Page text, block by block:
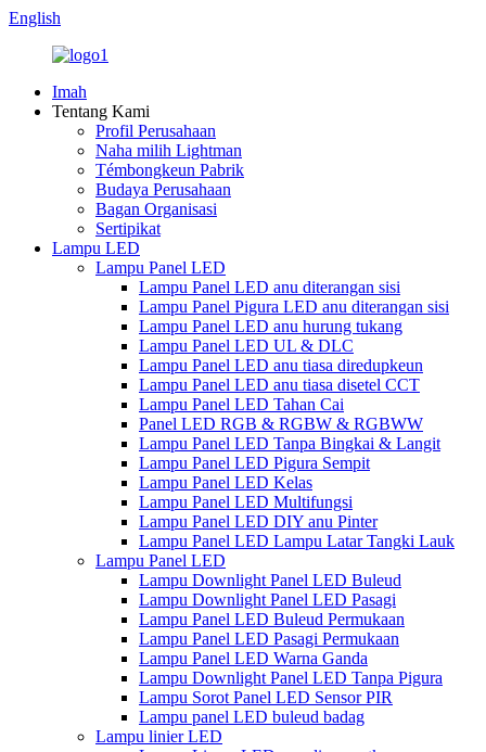
English
Imah
Tentang Kami
Profil Perusahaan
Naha milih Lightman
Témbongkeun Pabrik
Budaya Perusahaan
Bagan Organisasi
Sertipikat
Lampu LED
Lampu Panel LED
Lampu Panel LED anu diterangan sisi
Lampu Panel Pigura LED anu diterangan sisi
Lampu Panel LED anu hurung tukang
Lampu Panel LED UL & DLC
Lampu Panel LED anu tiasa diredupkeun
Lampu Panel LED anu tiasa disetel CCT
Lampu Panel LED Tahan Cai
Panel LED RGB & RGBW & RGBWW
Lampu Panel LED Tanpa Bingkai & Langit
Lampu Panel LED Pigura Sempit
Lampu Panel LED Kelas
Lampu Panel LED Multifungsi
Lampu Panel LED DIY anu Pinter
Lampu Panel LED Lampu Latar Tangki Lauk
Lampu Panel LED
Lampu Downlight Panel LED Buleud
Lampu Downlight Panel LED Pasagi
Lampu Panel LED Buleud Permukaan
Lampu Panel LED Pasagi Permukaan
Lampu Panel LED Warna Ganda
Lampu Downlight Panel LED Tanpa Pigura
Lampu Sorot Panel LED Sensor PIR
Lampu panel LED buleud badag
Lampu linier LED